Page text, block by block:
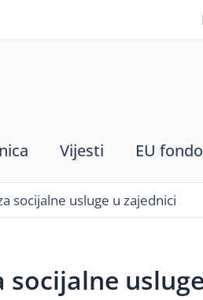
Vijesti EU
socijalne usluge u zajednici